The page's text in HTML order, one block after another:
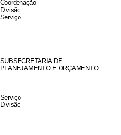
Coordenação
Divisão
Serviço
SUBSECRETARIA DE
PLANEJAMENTO E ORÇAMENTO
Serviço
Divisão